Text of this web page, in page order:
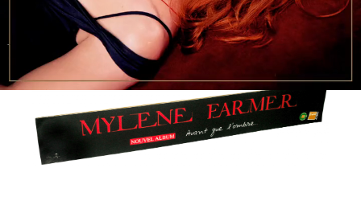
Comparer cet objet Voir ma collection